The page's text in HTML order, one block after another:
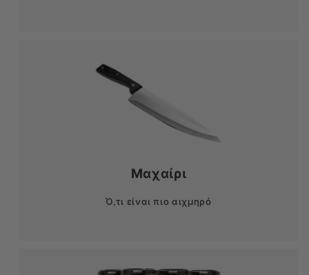
Μαχαίρι
Ό,τι είναι πιο αιχμηρό